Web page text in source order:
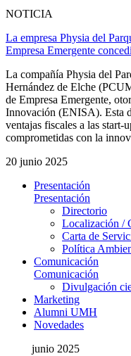
NOTICIA
La empresa Physia del
Empresa Emergente
La compañía Physia del
Hernández de Elche
de Empresa Emergente,
Innovación (ENISA). Esta
ventajas fiscales a las start-
comprometidas con la
20 junio 2025
Presentación
Presentación
Directorio
Localización /
Carta de
Política
Comunicación
Comunicación
Divulgación
Marketing
Alumni UMH
Novedades
junio 2025